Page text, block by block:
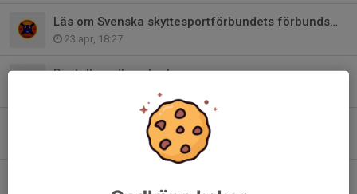
Läs om Svenska skyttesportförbundets förbundsmöte
23 apr, 18:27
Digitalt medlemskort
Inbjudan till förevisning av nytt skyttemål 22 april